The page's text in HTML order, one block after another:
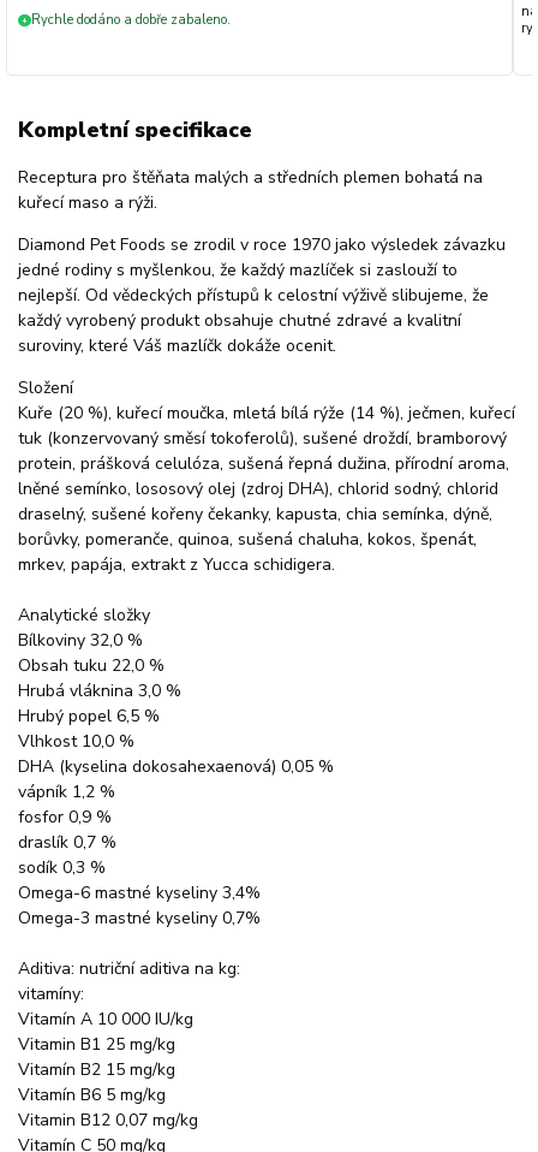
+ Rychle dodáno a dobře zabaleno.
Kompletní specifikace
Receptura pro štěňata malých a středních plemen bohatá na
kuřecí maso a rýži.
Diamond Pet Foods se zrodil v roce 1970 jako výsledek závazku
jedné rodiny s myšlenkou, že každý mazlíček si zaslouží to
nejlepší. Od vědeckých přístupů k celostní výživě slibujeme, že
každý vyrobený produkt obsahuje chutné zdravé a kvalitní
suroviny, které Váš mazlíčk dokáže ocenit.
Složení
Kuře (20 %), kuřecí moučka, mletá bílá rýže (14 %), ječmen, kuřecí
tuk (konzervovaný směsí tokoferolů), sušené droždí, bramborový
protein, prášková celulóza, sušená řepná dužina, přírodní aroma,
lněné semínko, lososový olej (zdroj DHA), chlorid sodný, chlorid
draselný, sušené kořeny čekanky, kapusta, chia semínka, dýně,
borůvky, pomeranče, quinoa, sušená chaluha, kokos, špenát,
mrkev, papája, extrakt z Yucca schidigera.
Analytické složky
Bílkoviny 32,0 %
Obsah tuku 22,0 %
Hrubá vláknina 3,0 %
Hrubý popel 6,5 %
Vlhkost 10,0 %
DHA (kyselina dokosahexaenová) 0,05 %
vápník 1,2 %
fosfor 0,9 %
draslík 0,7 %
sodík 0,3 %
Omega-6 mastné kyseliny 3,4%
Omega-3 mastné kyseliny 0,7%
Aditiva: nutriční aditiva na kg:
vitamíny:
Vitamín A 10 000 IU/kg
Vitamin B1 25 mg/kg
Vitamín B2 15 mg/kg
Vitamín B6 5 mg/kg
Vitamin B12 0,07 mg/kg
Vitamín C 50 mg/kg